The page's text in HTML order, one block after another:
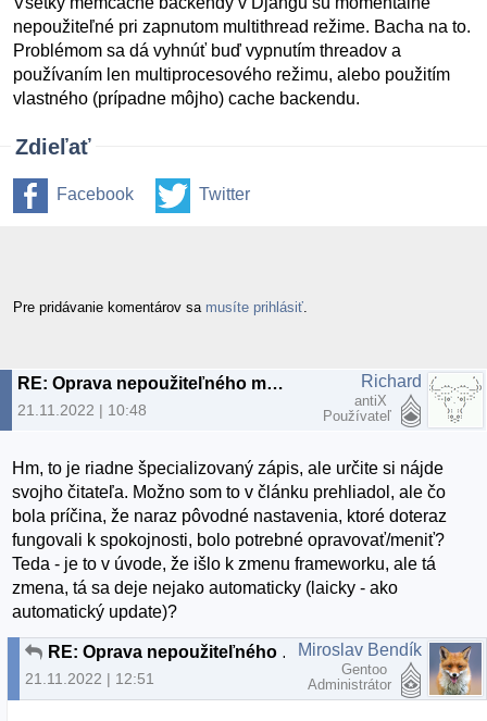
nepoužiteľné pri zapnutom multithread režime. Bacha na to.
Problémom sa dá vyhnúť buď vypnutím threadov a
používaním len multiprocesového režimu, alebo použitím
vlastného (prípadne môjho) cache backendu.
Zdieľať
Facebook Twitter
Pre pridávanie komentárov sa musíte prihlásiť
RE: Oprava nepoužiteľného memcache v Django frameworku
21.11.2022 | 10:48
Richard
antiX
Používateľ
Hm, to je riadne špecializovaný zápis, ale určite si nájde
svojho čitateľa. Možno som to v článku prehliadol, ale čo
bola príčina, že naraz pôvodné nastavenia, ktoré doteraz
fungovali k spokojnosti, bolo potrebné opravovať/meniť?
Teda - je to v úvode, že išlo k zmenu frameworku, ale tá
zmena, tá sa deje nejako automaticky (laicky - ako
automatický update)?
RE: Oprava nepoužiteľného memcache v Django frameworku
21.11.2022 | 12:51
Miroslav Bendík
Gentoo
Administrátor